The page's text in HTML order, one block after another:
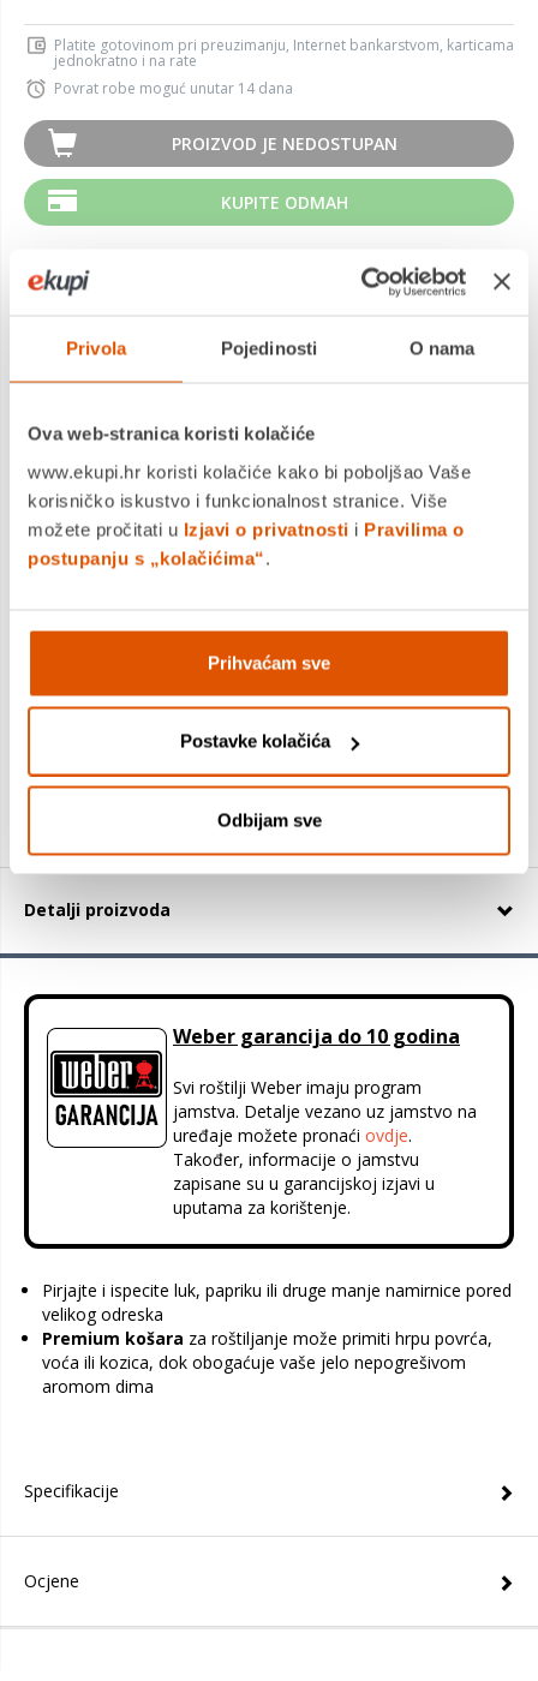
Privola Pojedinosti O nama
Ova web-stranica koristi kolačiće
www.ekupi.hr koristi kolačiće kako bi poboljšao Vaše
korisničko iskustvo i funkcionalnost stranice. Više
možete pročitati u Izjavi o privatnosti i Pravilima o
postupanju s „kolačićima“.
Prihvaćam sve
Postavke kolačića
Odbijam sve
Platite gotovinom pri preuzimanju, Internet bankarstvom, karticama
jednokratno i na rate
Povrat robe moguć unutar 14 dana
PROIZVOD JE NEDOSTUPAN
KUPITE ODMAH
27,99 €
25,99 €
+
Detalji proizvoda
Weber garancija do 10 godina
Svi roštilji Weber imaju program
jamstva. Detalje vezano uz jamstvo na
uređaje možete pronaći ovdje.
Također, informacije o jamstvu
zapisane su u garancijskoj izjavi u
uputama za korištenje.
Pirjajte i ispecite luk, papriku ili druge manje namirnice pored
velikog odreska
Premium košara za roštiljanje može primiti hrpu povrća,
voća ili kozica, dok obogaćuje vaše jelo nepogrešivom
aromom dima
Specifikacije
Ocjene